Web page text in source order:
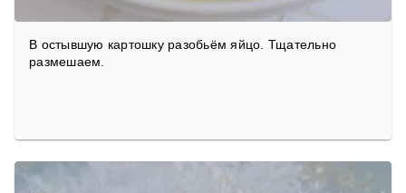
В остывшую картошку разобьём яйцо. Тщательно
размешаем.